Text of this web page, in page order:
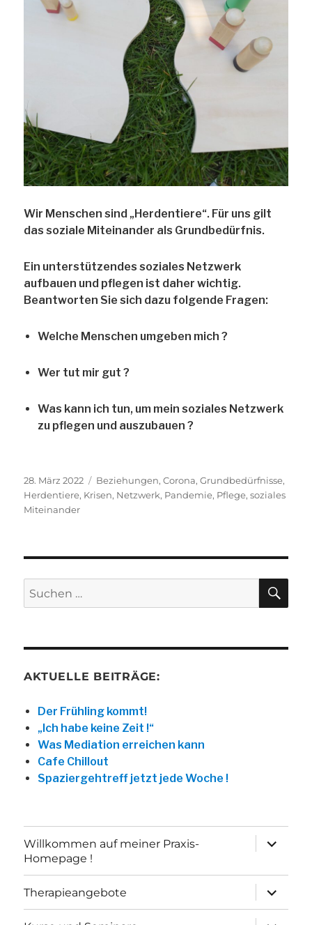
Wir Menschen sind „Herdentiere“. Für uns gilt
das soziale Miteinander als Grundbedürfnis.
Ein unterstützendes soziales Netzwerk
aufbauen und pflegen ist daher wichtig.
Beantworten Sie sich dazu folgende Fragen:
Welche Menschen umgeben mich ?
Wer tut mir gut ?
Was kann ich tun, um mein soziales Netzwerk
zu pflegen und auszubauen ?
Veröffentlicht
am
28. März 2022 Schlagwörter
Beziehungen,Corona,Grundbedürfnisse,
Herdentiere, Krisen, Netzwerk, Pandemie, Pflege,soziales
Miteinander
Suche
AKTUELLE BEITRÄGE:
Der Frühling kommt!
„Ich habe keine Zeit !“
Was Mediation erreichen kann
Cafe Chillout
Spaziergehtreff jetzt jede Woche !
Willkommen auf meiner Praxis-
Homepage !
öffnen
Therapieangebote
öffnen